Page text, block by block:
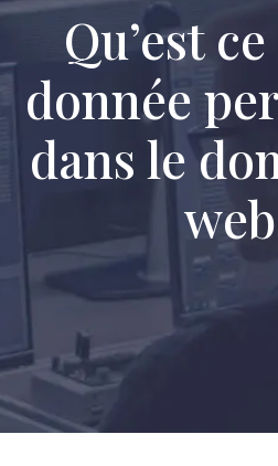
Qu’est
donnée
dans le